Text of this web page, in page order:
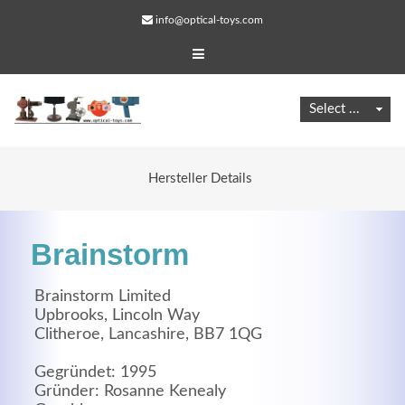
info@optical-toys.com
Hersteller Details
Brainstorm
Brainstorm Limited
Upbrooks, Lincoln Way
Clitheroe, Lancashire, BB7 1QG
Gegründet: 1995
Gründer: Rosanne Kenealy
Web Projects
Lorem ipsum dolor sit amet, consectetuer adipiscing
elit. Aenean commodo ligula eget dolor.